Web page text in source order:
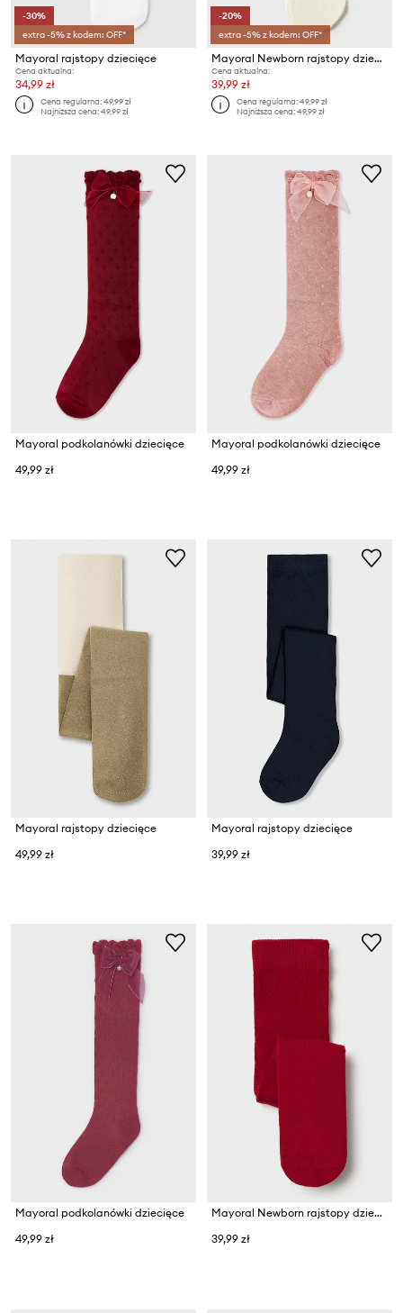
-30%
extra -5% z kodem: OFF*
Mayoral rajstopy dziecięce
Cena aktualna:
34,99 zł
Cena regularna:49,99 zł
Najniższa cena:49,99 zł
-20%
extra -5% z kodem: OFF*
Mayoral Newborn rajstopy dziecięce
Cena aktualna:
39,99 zł
Cena regularna:49,99 zł
Najniższa cena:49,99 zł
Mayoral podkolanówki dziecięce
49,99 zł
Mayoral podkolanówki dziecięce
49,99 zł
Mayoral rajstopy dziecięce
49,99 zł
Mayoral rajstopy dziecięce
39,99 zł
Mayoral podkolanówki dziecięce
49,99 zł
Mayoral Newborn rajstopy dziecięce
39,99 zł